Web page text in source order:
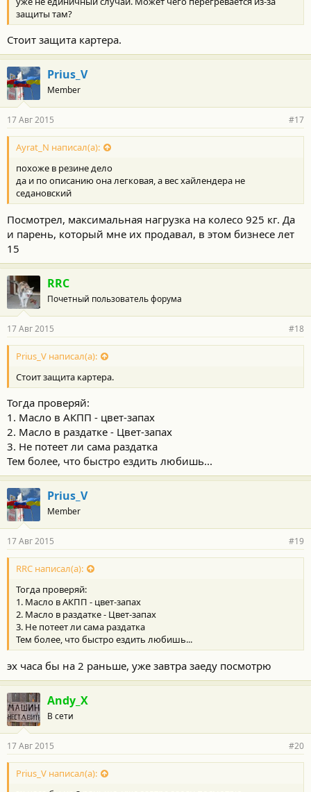
защиты там?
Стоит защита картера.
Prius_V
Member
17 Авг 2015 #17
Ayrat_N написал(а):
похоже в резине дело
да и по описанию она легковая, а вес хайлендера не
седановский
Посмотрел, максимальная нагрузка на колесо 925 кг. Да
и парень, который мне их продавал, в этом бизнесе лет
15
RRC
Почетный пользователь форума
17 Авг 2015 #18
Prius_V написал(а):
Стоит защита картера.
Тогда проверяй:
1. Масло в АКПП - цвет-запах
2. Масло в раздатке - Цвет-запах
3. Не потеет ли сама раздатка
Тем более, что быстро ездить любишь...
Prius_V
Member
17 Авг 2015 #19
RRC написал(а):
Тогда проверяй:
1. Масло в АКПП - цвет-запах
2. Масло в раздатке - Цвет-запах
3. Не потеет ли сама раздатка
Тем более, что быстро ездить любишь...
эх часа бы на 2 раньше, уже завтра заеду посмотрю
Andy_X
В сети
17 Авг 2015 #20
Prius_V написал(а):